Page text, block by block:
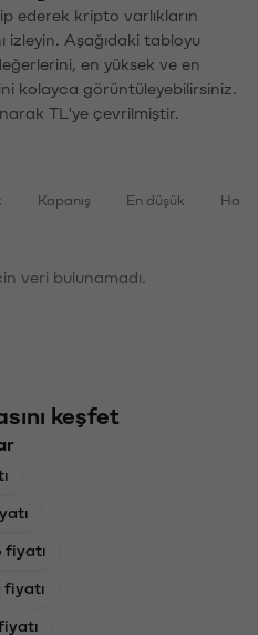
ederek kripto varlıkların
izleyin. Aşağıdaki tabloyu
en yüksek ve en
kolayca görüntüleyebilirsiniz.
TL'ye çevrilmiştir.
Kapanış En düşük
veri bulunamadı.
keşfet
fiyatı
fiyatı